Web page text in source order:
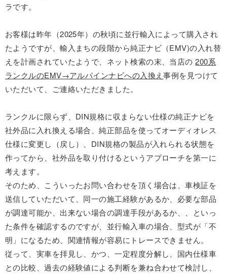
ラです。
お客様は昨年（2025年）の秋頃に並行輸入によって購入され
たようですが、輸入まちの段階から純正ナビ（EMV)の入れ替
えを計画されていたようで、ネット検索の末、当店の200系
ランクルのEMV→アルパインナビへの入換え事例を見つけて
いただいて、ご連絡いただきました。
ランクルに限らず、DIN規格に収まらない仕様の純正ナビを
社外品に入れ換える場合、純正部品を使ってオーディオレス
仕様に変更し（戻し）、DIN規格の製品が入れられる状態を
作ってから、社外品を取り付けるというアプローチを第一に
考えます。
そのため、こういったお問い合わせを頂く場合は、車検証を
送信していただいて、同一の施工経験があるか、必要な部品
が調達可能か、出来ない場合の調達手段があるか、、といっ
た条件を確認するのですが、並行輸入車の場合、型式が「不
明」になるため、関連情報が容易にトレースできません。
従って、実車を拝見し、かつ、一定程度分解し、国内仕様車
との比較、過去の経験値による判断を兼ね合わせて検討し、